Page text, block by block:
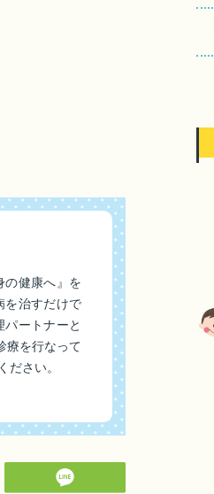
の健康へ』を
を治すだけで
ートナーと
療を行なって
ださい。